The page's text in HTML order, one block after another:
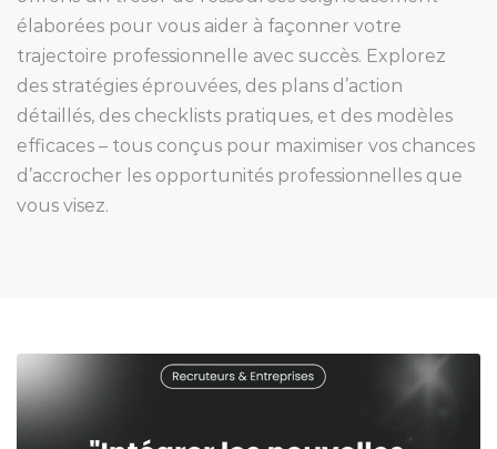
élaborées pour vous aider à façonner votre
trajectoire professionnelle avec succès. Explorez
des stratégies éprouvées, des plans d’action
détaillés, des checklists pratiques, et des modèles
efficaces – tous conçus pour maximiser vos chances
d’accrocher les opportunités professionnelles que
vous visez.